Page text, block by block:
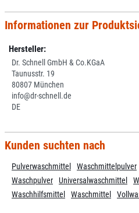
Informationen zur
Hersteller:
Dr. Schnell GmbH & Co.KGaA
Taunusstr. 19
80807 München
info@dr-schnell.de
DE
Kunden suchten nach
Pulverwaschmittel Waschmittelpulver
Waschpulver
Universalwaschmittel
Waschhilfsmittel
Waschmittel